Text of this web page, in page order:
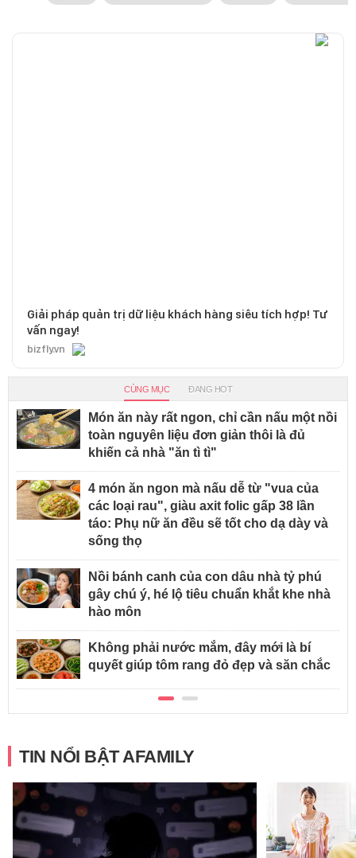
Giải pháp quản trị dữ liệu khách hàng siêu tích hợp! Tư
vấn ngay!
bizfly.vn
CÙNG MỤC ĐANG HOT
Món ăn này rất ngon, chỉ cần nấu một nồi
toàn nguyên liệu đơn giản thôi là đủ
khiến cả nhà "ăn tì tì"
4 món ăn ngon mà nấu dễ từ "vua của
các loại rau", giàu axit folic gấp 38 lần
táo: Phụ nữ ăn đều sẽ tốt cho dạ dày và
sống thọ
Nồi bánh canh của con dâu nhà tỷ phú
gây chú ý, hé lộ tiêu chuẩn khắt khe nhà
hào môn
Không phải nước mắm, đây mới là bí
quyết giúp tôm rang đỏ đẹp và săn chắc
TIN NỔI BẬT AFAMILY